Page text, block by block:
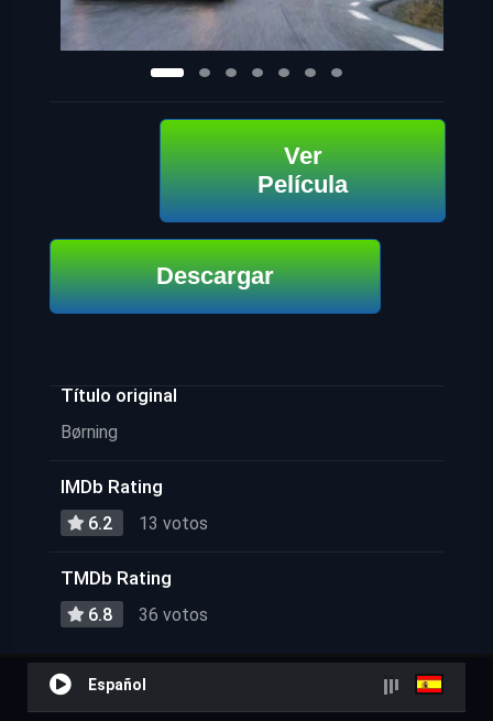
Ver
Película
Descargar
Título original
Børning
IMDb Rating
6.2 13 votos
TMDb Rating
6.8 36 votos
Español